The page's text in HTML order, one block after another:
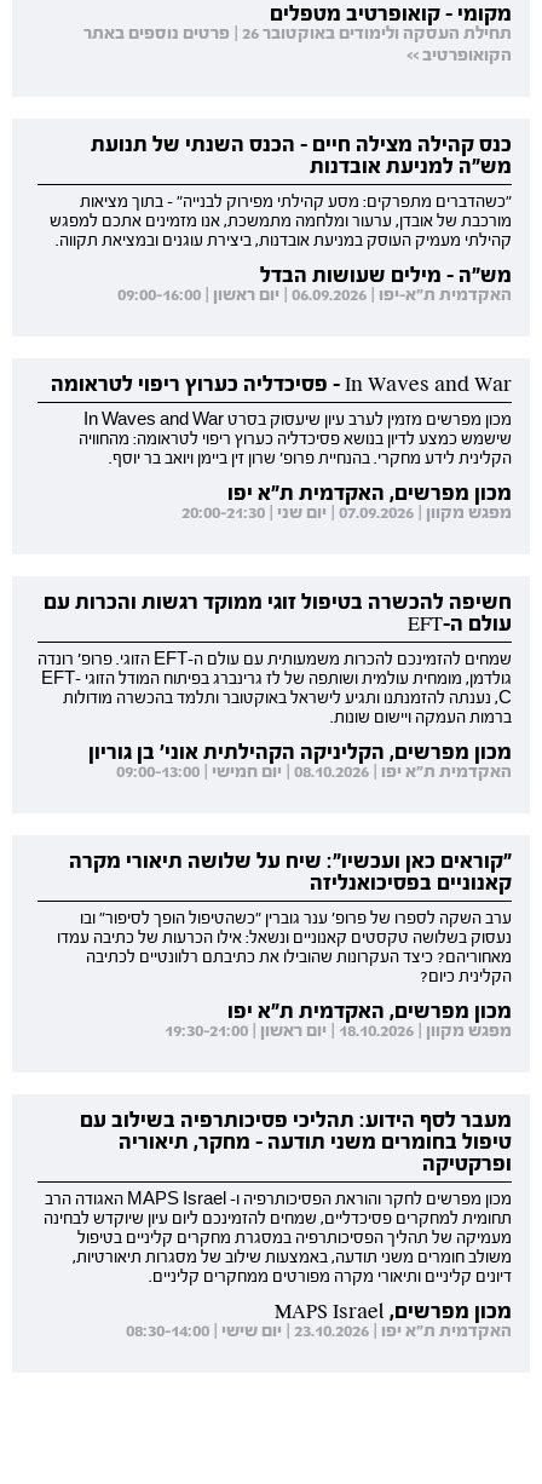
מקומי - קואופרטיב מטפלים
תחילת העסקה ולימודים באוקטובר 26 | פרטים נוספים באתר
הקואופרטיב >>
כנס קהילה מצילה חיים - הכנס השנתי של תנועת
מש"ה למניעת אובדנות
"כשהדברים מתפרקים: מסע קהילתי מפירוק לבנייה" - בתוך מציאות
מורכבת של אובדן, ערעור ומלחמה מתמשכת, אנו מזמינים אתכם למפגש
קהילתי מעמיק העוסק במניעת אובדנות, ביצירת עוגנים ובמציאת תקווה.
מש"ה - מילים שעושות הבדל
האקדמית ת"א-יפו | 06.09.2026 | יום ראשון | 09:00-16:00
In Waves and War - פסיכדליה כערוץ ריפוי לטראומה
מכון מפרשים מזמין לערב עיון שיעסוק בסרט In Waves and War
שישמש כמצע לדיון בנושא פסיכדליה כערוץ ריפוי לטראומה: מהחוויה
הקלינית לידע מחקרי. בהנחיית פרופ' שרון זין ביימן ויואב בר יוסף.
מכון מפרשים, האקדמית ת"א יפו
מפגש מקוון | 07.09.2026 | יום שני | 20:00-21:30
חשיפה להכשרה בטיפול זוגי ממוקד רגשות והכרות עם
עולם ה-EFT
שמחים להזמינכם להכרות משמעותית עם עולם ה-EFT הזוגי. פרופ' רונדה
גולדמן, מומחית עולמית ושותפה של לז גרינברג בפיתוח המודל הזוגי EFT-
C, נענתה להזמנתנו ותגיע לישראל באוקטובר ותלמד בהכשרה מודולות
ברמות העמקה ויישום שונות.
מכון מפרשים, הקליניקה הקהילתית אוני' בן גוריון
האקדמית ת"א יפו | 08.10.2026 | יום חמישי | 09:00-13:00
"קוראים כאן ועכשיו": שיח על שלושה תיאורי מקרה
קאנוניים בפסיכואנליזה
ערב השקה לספרו של פרופ' ענר גוברין "כשהטיפול הופך לסיפור" ובו
נעסוק בשלושה טקסטים קאנוניים ונשאל: אילו הכרעות של כתיבה עמדו
מאחוריהם? כיצד העקרונות שהובילו את כתיבתם רלוונטיים לכתיבה
הקלינית כיום?
מכון מפרשים, האקדמית ת"א יפו
מפגש מקוון | 18.10.2026 | יום ראשון | 19:30-21:00
מעבר לסף הידוע: תהליכי פסיכותרפיה בשילוב עם
טיפול בחומרים משני תודעה - מחקר, תיאוריה
ופרקטיקה
מכון מפרשים לחקר והוראת הפסיכותרפיה ו- MAPS Israel האגודה הרב
תחומית למחקרים פסיכדליים, שמחים להזמינכם ליום עיון שיוקדש לבחינה
מעמיקה של תהליך הפסיכותרפיה במסגרת מחקרים קליניים בטיפול
משולב חומרים משני תודעה, באמצעות שילוב של מסגרות תיאורטיות,
דיונים קליניים ותיאורי מקרה מפורטים ממחקרים קליניים.
מכון מפרשים, MAPS Israel
האקדמית ת"א יפו | 23.10.2026 | יום שישי | 08:30-14:00